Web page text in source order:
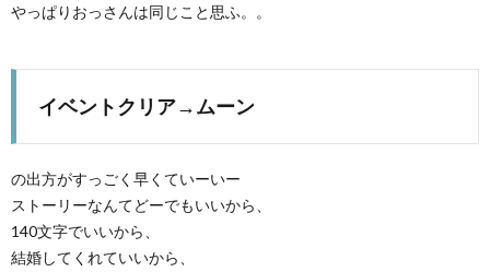
やっぱりおっさんは同じこと思ふ。。
イベントクリア→ムーン
の出方がすっごく早くていーいー
ストーリーなんてどーでもいいから、
140文字でいいから、
結婚してくれていいから、